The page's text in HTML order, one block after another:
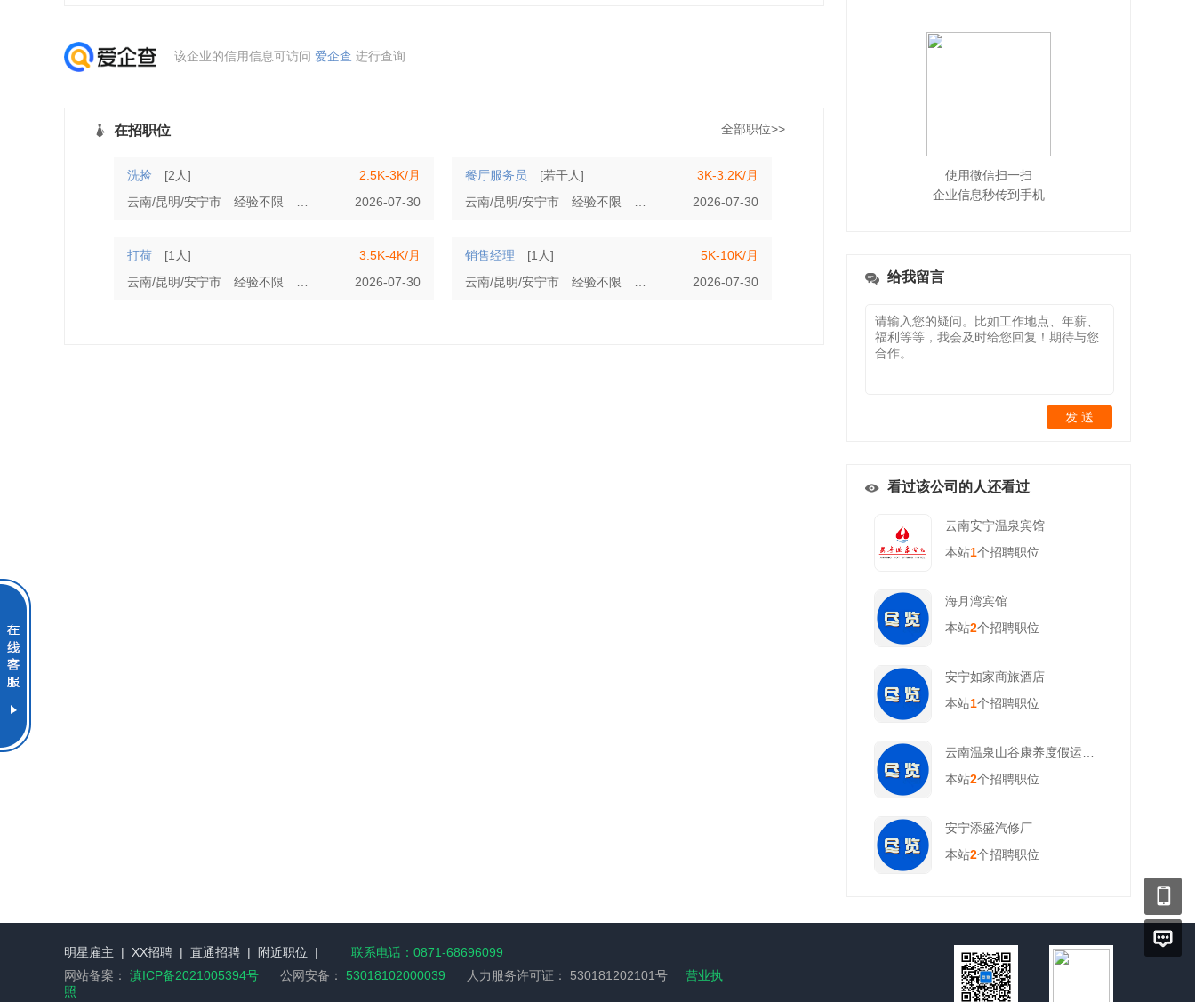
该企业的信用信息可访问 爱企查 进行查询
在招职位 全部职位>>
洗捡 [2人]
2.5K-3K/月
云南/昆明/安宁市
经验不限 2026-07-30
餐厅服务员 [若干人]
3K-3.2K/月
云南/昆明/安宁市
经验不限 2026-07-30
打荷 [1人]
3.5K-4K/月
云南/昆明/安宁市
经验不限 2026-07-30
销售经理 [1人]
5K-10K/月
云南/昆明/安宁市
经验不限 2026-07-30
使用微信扫一扫
企业信息秒传到手机
给我留言
发 送
看过该公司的人还看过
云南安宁温泉宾馆
本站1个招聘职位
海月湾宾馆
本站2个招聘职位
安宁如家商旅酒店
本站1个招聘职位
本站2个招聘职位
安宁添盛汽修厂
本站2个招聘职位
明星雇主 | XX招聘 | 直通招聘 | 附近职位 |
联系电话：0871-68696099
网站备案： 滇ICP备2021005394号 公网安备： 53018102000039 人力服务许可证： 530181202101号
营业执
照